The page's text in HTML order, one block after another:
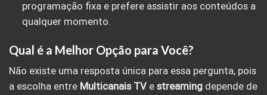
programação fixa e prefere assistir aos conteúdos a
qualquer momento.
Qual é a Melhor Opção para Você?
Não existe uma resposta única para essa pergunta, pois
a escolha entre Multicanais TV e streaming depende de